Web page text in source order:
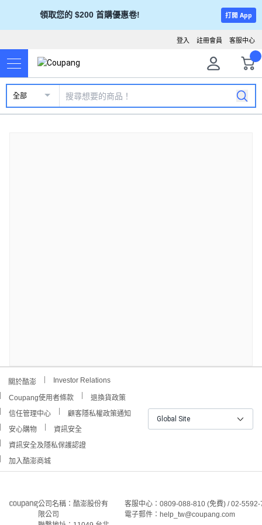
領取您的 $200 首購優惠卷! 打開 App
客服中心
註冊會員
登入
全部
關於酷澎 Investor Relations
Coupang使用者條款
退換貨政策
信任管理中心
顧客隱私權政策通知
安心購物
資訊安全
資訊安全及隱私保護認證
加入酷澎商城
Global Site
公司名稱：酷澎股份有
限公司
客服中心：0809-088-810 (免費) / 02-
電子郵件：help_tw@coupang.com